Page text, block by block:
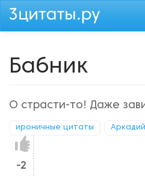
Перейти
Бабник
О страсти-то! Даже
ироничные цитаты Аркадий
Нравится!
-2